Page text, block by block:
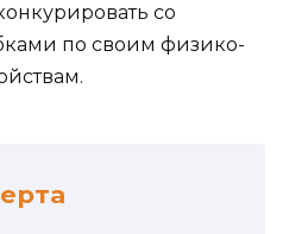
со
по своим физико-